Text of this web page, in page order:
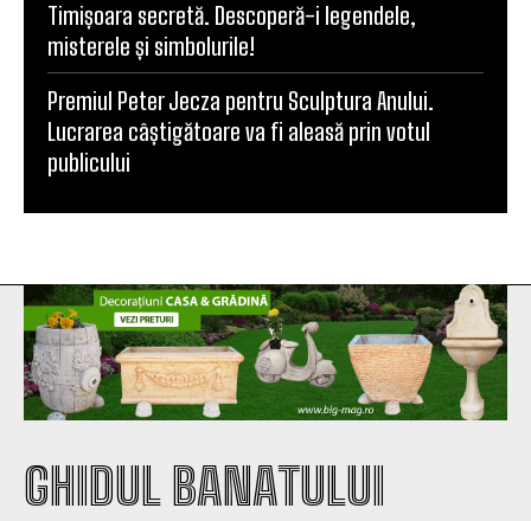
Timișoara secretă. Descoperă-i legendele,
misterele și simbolurile!
Premiul Peter Jecza pentru Sculptura Anului.
Lucrarea câștigătoare va fi aleasă prin votul
publicului
GHIDUL BANATULUI